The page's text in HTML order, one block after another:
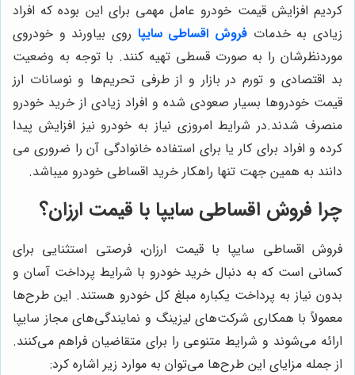
کردیم افزایش قیمت خودرو عامل مهمی برای این بوده که افراد
زیادی به خدمات فروش اقساطی سایپا روی بیاورند و خودروی
موردنظرشان را به صورت قسطی تهیه کنند. با توجه به وضعیت
بد اقتصادی و تورم در بازار و از طرفی تحریم‌ها و نوسانات ارز
قیمت خودروها بسیار صعودی شده و افراد زیادی از خرید خودرو
منصرف شدند.در شرایط امروزی نیاز به خودرو نیز افزایش پیدا
کرده و افراد برای کار یا برای استفاده خانوادگی آن را ضروری می
دانند به همین جهت تنها راهکار خرید اقساطی خودرو میباشد.
چرا فروش اقساطی سایپا با قیمت ارزان؟
فروش اقساطی سایپا با قیمت ارزان، فرصتی استثنایی برای
کسانی است که به دنبال خرید خودرو با شرایط پرداخت آسان و
بدون نیاز به پرداخت یکباره مبلغ کل خودرو هستند. این طرح‌ها
معمولاً با همکاری شرکت‌های لیزینگ و نمایندگی‌های مجاز سایپا
ارائه می‌شوند و شرایط متنوعی را برای متقاضیان فراهم می‌کنند.
از جمله مزایای این طرح‌ها می‌توان به موارد زیر اشاره کرد: